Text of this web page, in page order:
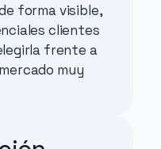
forma visible,
clientes
frente a
muy